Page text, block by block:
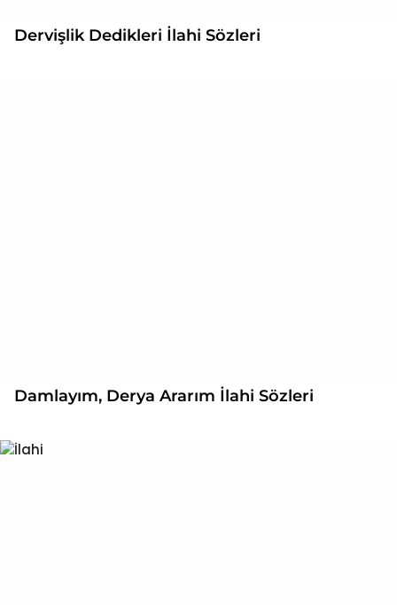
Dervişlik Dedikleri İlahi Sözleri
Damlayım, Derya Ararım İlahi Sözleri